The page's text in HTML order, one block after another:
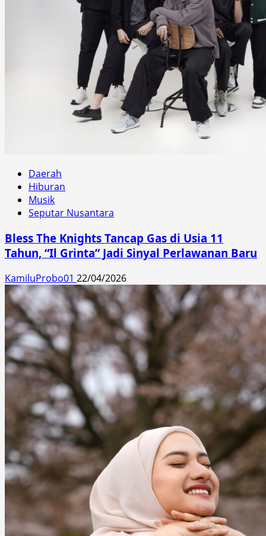
Daerah
Hiburan
Musik
Seputar Nusantara
Bless The Knights Tancap Gas di Usia 11
Tahun, “Il Grinta” Jadi Sinyal Perlawanan Baru
KamiluProbo01 22/04/2026